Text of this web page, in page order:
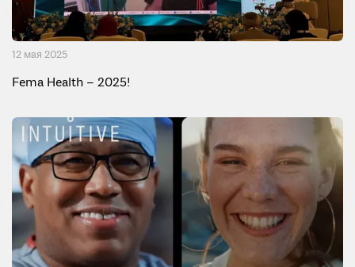
12 мая 2025
Fema Health – 2025!